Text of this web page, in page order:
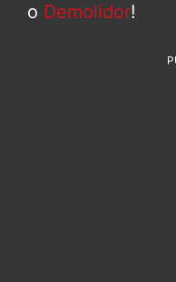
o Demolidor!